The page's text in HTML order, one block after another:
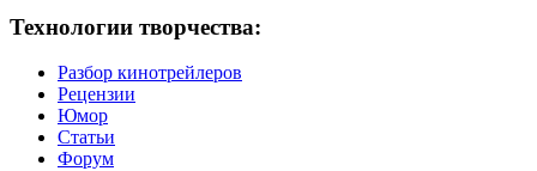
Технологии творчества:
Разбор кинотрейлеров
Рецензии
Юмор
Статьи
Форум